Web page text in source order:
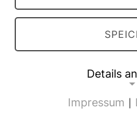
Vollversion des
DOI:
Veröffentlichung
Details
NOTWENDIGE
Impressum